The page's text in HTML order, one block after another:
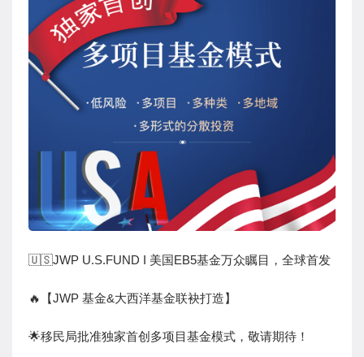
🇺🇸JWP U.S.FUND I 美国EB5基金万众瞩目，全球首发
🔥【JWP 基金&大西洋基金联袂打造】
🌟移民局批准独家首创多项目基金模式，敬请期待！